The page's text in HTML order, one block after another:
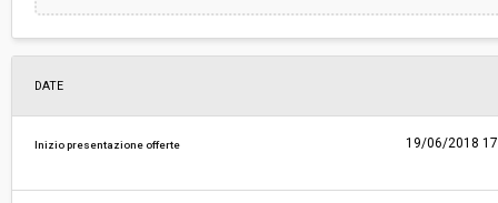
DATE
Inizio presentazione offerte 19/06/2018